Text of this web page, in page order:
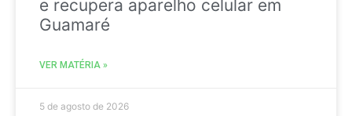
e recupera aparelho celular em
Guamaré
VER MATÉRIA »
5 de agosto de 2026